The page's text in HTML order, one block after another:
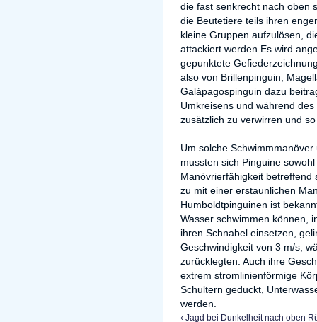
die fast senkrecht nach oben
die Beutetiere teils ihren
kleine Gruppen aufzulösen,
attackiert werden Es wird
gepunktete
also von Brillenpinguin,
Galápagospinguin dazu
Umkreisens und während
zusätzlich zu verwirren und
Um solche
mussten sich Pinguine
Manövrierfähigkeit betreffend
zu mit einer erstaunlichen
Humboldtpinguinen ist
Wasser schwimmen können,
ihren Schnabel einsetzen,
Geschwindigkeit von 3 m/s,
zurücklegten. Auch ihre
extrem stromlinienförmige
Schultern geduckt,
werden.
‹ Jagd bei Dunkelheit nach oben